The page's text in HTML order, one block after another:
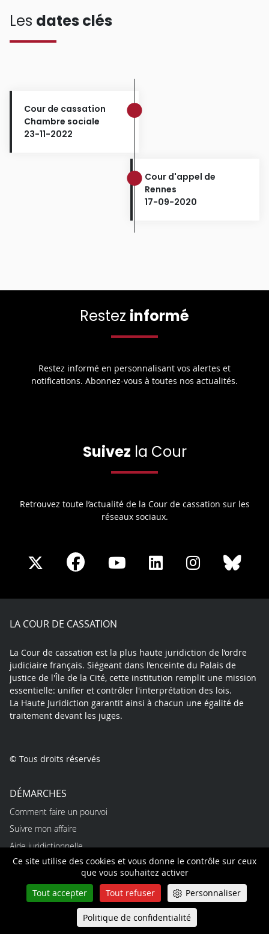
Ce site utilise des cookies et vous donne le contrôle sur ceux
que vous souhaitez activer
Tout accepter
Tout refuser Personnaliser
Politique de confidentialité
Les dates clés
Cour de cassation
Chambre sociale
23-11-2022
Cour d'appel de
Rennes
17-09-2020
Restez informé
Restez informé en personnalisant vos alertes et
notifications. Abonnez-vous à toutes nos actualités.
Suivez la Cour
Retrouvez toute l’actualité de la Cour de cassation sur les
réseaux sociaux.
Share
X
Share
Facebook
Share
Youtube
Share
LinkedIn
Share
Instagram
LA COUR DE CASSATION
La Cour de cassation est la plus haute juridiction de l’ordre
judiciaire français. Siégeant dans l’enceinte du Palais de
justice de l'Île de la Cité, cette institution remplit une mission
essentielle: unifier et contrôler l'interprétation des lois.
La Haute Juridiction garantit ainsi à chacun une égalité de
traitement devant les juges.
© Tous droits réservés
DÉMARCHES
Comment faire un pourvoi
Suivre mon affaire
Aide juridictionnelle
Certificat de non pourvoi
PROFESSIONNELS
Queue-Fair